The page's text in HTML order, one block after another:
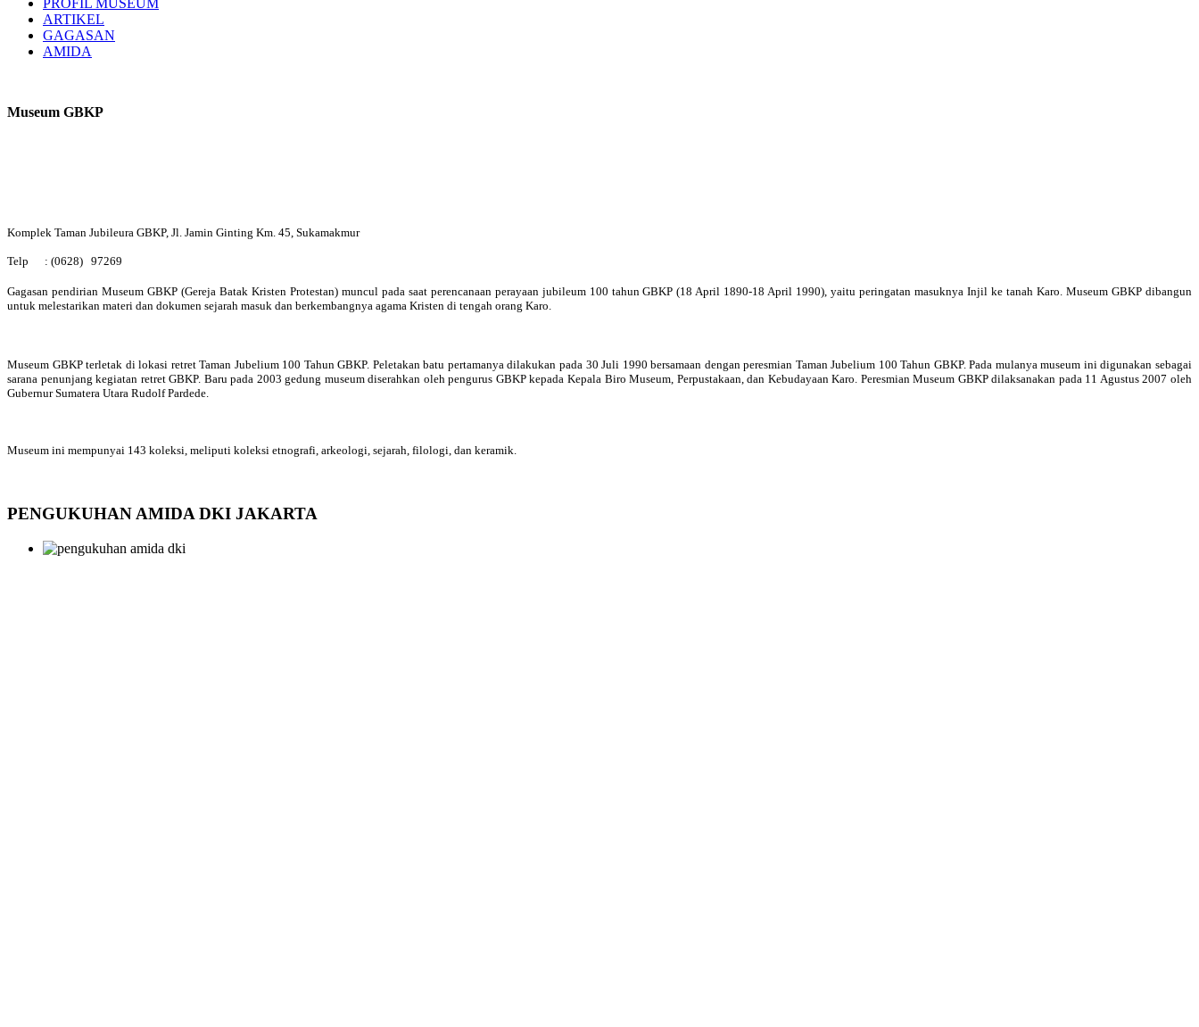
PROFIL MUSEUM
ARTIKEL
GAGASAN
AMIDA
Museum GBKP
Komplek Taman Jubileura GBKP, Jl. Jamin Ginting Km. 45, Sukamakmur
Telp : (0628) 97269
Gagasan pendirian Museum GBKP (Gereja Batak Kristen Protestan) muncul pada saat perencanaan perayaan jubileum 100 tahun GBKP (18 April 1890-18 April 1990), yaitu peringatan masuknya Injil ke tanah Karo. Museum GBKP dibangun
untuk melestarikan materi dan dokumen sejarah masuk dan berkembangnya agama Kristen di tengah orang Karo.
Museum GBKP terletak di lokasi retret Taman Jubelium 100 Tahun GBKP. Peletakan batu pertamanya dilakukan pada 30 Juli 1990 bersamaan dengan peresmian Taman Jubelium 100 Tahun GBKP. Pada mulanya museum ini digunakan sebagai
sarana penunjang kegiatan retret GBKP. Baru pada 2003 gedung museum diserahkan oleh pengurus GBKP kepada Kepala Biro Museum, Perpustakaan, dan Kebudayaan Karo. Peresmian Museum GBKP dilaksanakan pada 11 Agustus 2007 oleh
Gubernur Sumatera Utara Rudolf Pardede.
Museum ini mempunyai 143 koleksi, meliputi koleksi etnografi, arkeologi, sejarah, filologi, dan keramik.
PENGUKUHAN AMIDA DKI JAKARTA